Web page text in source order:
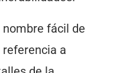
fácil de
referencia a